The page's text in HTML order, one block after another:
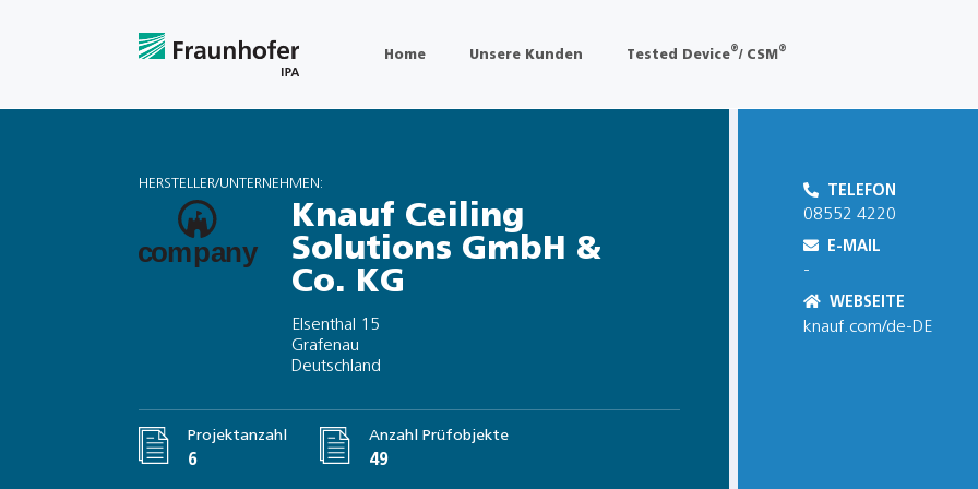
Home Unsere Kunden Tested Device®/ CSM ®
HERSTELLER/UNTERNEHMEN:
Knauf Ceiling
Solutions GmbH &
Co. KG
Elsenthal 15
Grafenau
Deutschland
Projektanzahl
6
Anzahl Prüfobjekte
49
TELEFON
08552 4220
E-MAIL
-
WEBSEITE
knauf.com/de-DE